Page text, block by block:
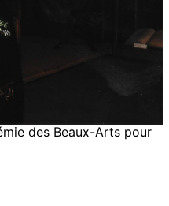
des Beaux-Arts pour